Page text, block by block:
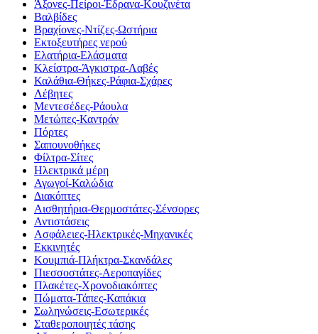
Άξονες-Πείροι-Έδρανα-Κουζινέτα
Βαλβίδες
Βραχίονες-Ντίζες-Ωστήρια
Εκτοξευτήρες νερού
Ελατήρια-Ελάσματα
Κλείστρα-Άγκιστρα-Λαβές
Καλάθια-Θήκες-Ράφια-Σχάρες
Λέβητες
Μεντεσέδες-Ράουλα
Μετώπες-Καντράν
Πόρτες
Σαπουνοθήκες
Φίλτρα-Σίτες
Ηλεκτρικά μέρη
Αγωγοί-Καλώδια
Διακόπτες
Αισθητήρια-Θερμοστάτες-Σένσορες
Αντιστάσεις
Ασφάλειες-Ηλεκτρικές-Μηχανικές
Εκκινητές
Κουμπιά-Πλήκτρα-Σκανδάλες
Πιεσσοστάτες-Αεροπαγίδες
Πλακέτες-Χρονοδιακόπτες
Πώματα-Τάπες-Καπάκια
Σωληνώσεις-Εσωτερικές
Σταθεροποιητές τάσης